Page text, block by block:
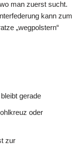
man zuerst sucht.
kann zum
„wegpolstern“
gerade
oder
zur